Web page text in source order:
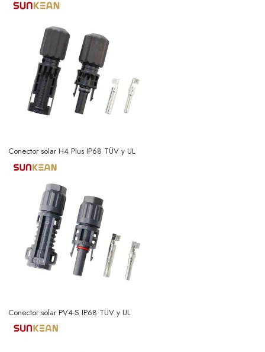
Conector solar H4 Plus IP68 TÜV y UL
Conector solar PV4-S IP68 TÜV y UL